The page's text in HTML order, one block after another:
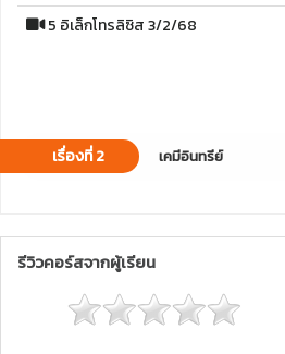
5 อิเล็กโทรลิซิส 3/2/68
เรื่องที่ 2 เคมีอินทรีย์
รีวิวคอร์สจากผู้เรียน